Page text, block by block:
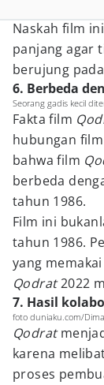
Naskah film
panjang agar
berujung
6. Berbeda
Seorang gadis kecil
Fakta film
hubungan
bahwa film
berbeda
tahun 1986.
Film ini
tahun 1986.
yang
Qodrat2022
7. Hasil
foto duniaku.com/
Qodrat
karena
proses